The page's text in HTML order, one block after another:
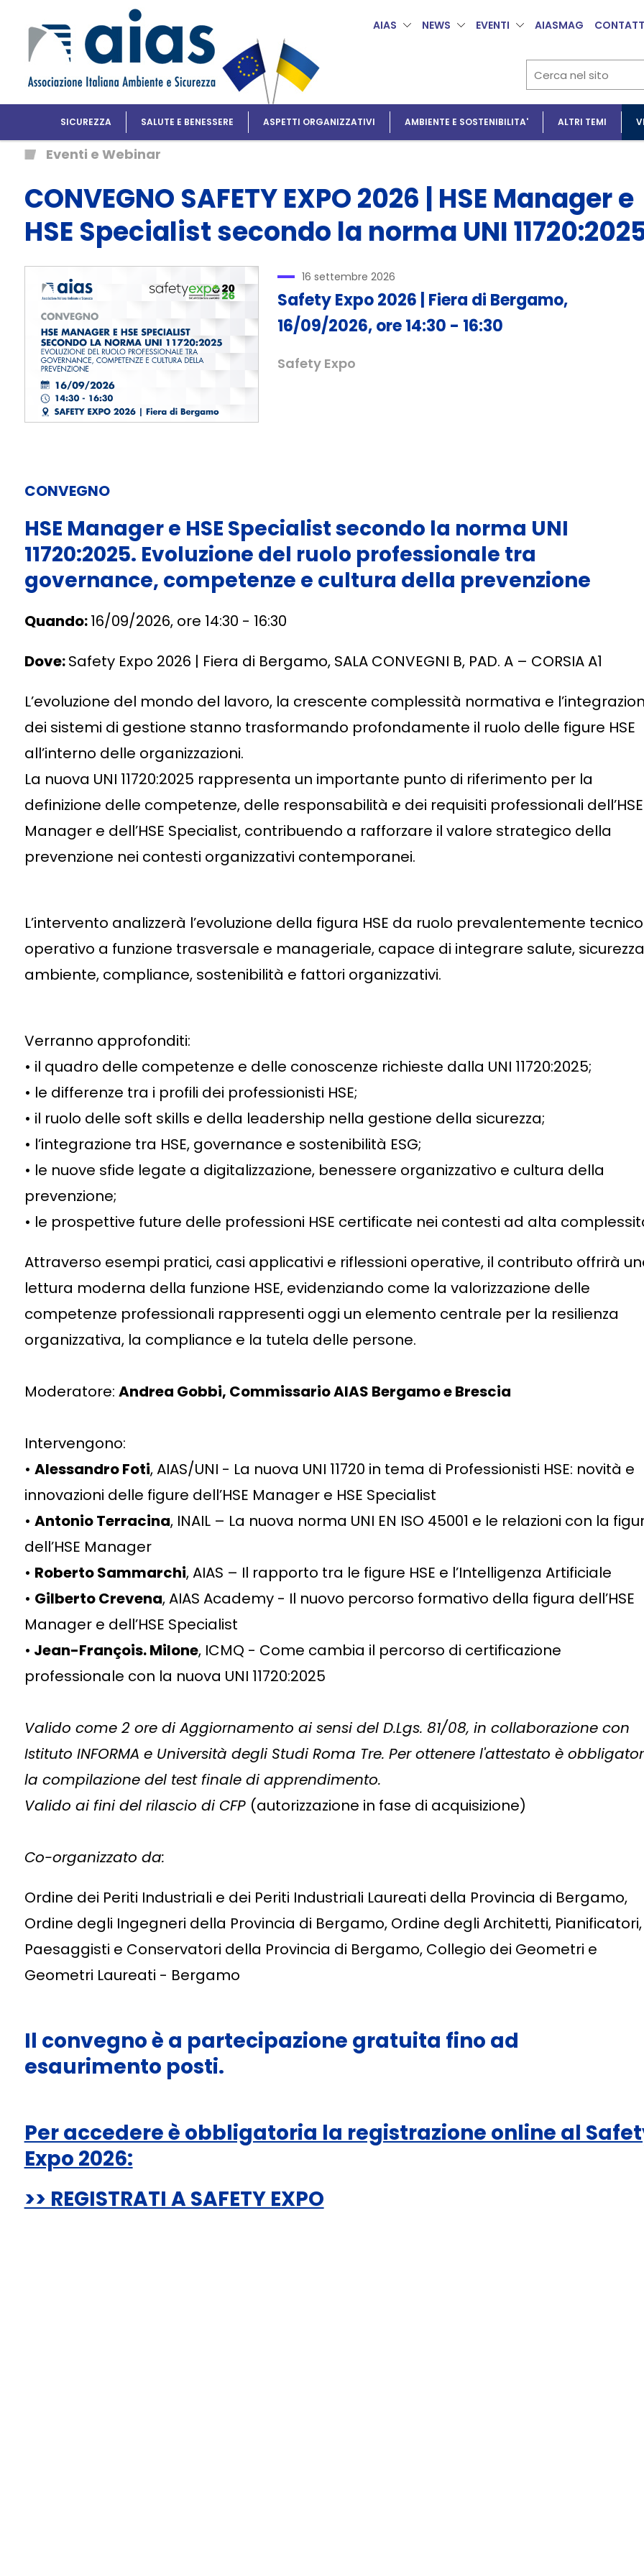
AIAS NEWS EVENTI AIASMAG
SICUREZZA SALUTE E BENESSERE ASPETTI ORGANIZZATIVI AMBIENTE E SOSTENIBILITA' ALTRI TEMI
Eventi e Webinar
CONVEGNO SAFETY EXPO 2026 | HSE Manager e
HSE Specialist secondo la norma UNI
16 settembre 2026
Safety Expo 2026 | Fiera di Bergamo,
16/09/2026, ore 14:30 - 16:30
Safety Expo
CONVEGNO
HSE Manager e HSE Specialist secondo la norma UNI
11720:2025. Evoluzione del ruolo professionale tra
governance, competenze e cultura della prevenzione
Quando:16/09/2026, ore 14:30 - 16:30
Dove:Safety Expo 2026 | Fiera di Bergamo, SALA CONVEGNI B, PAD. A – CORSIA A1
L’evoluzione del mondo del lavoro, la crescente complessità normativa e
dei sistemi di gestione stanno trasformando profondamente il ruolo delle figure HSE
all’interno delle organizzazioni.
La nuova UNI 11720:2025 rappresenta un importante punto di riferimento per la
definizione delle competenze, delle responsabilità e dei requisiti professionali dell’HSE
Manager e dell’HSE Specialist, contribuendo a rafforzare il valore strategico della
prevenzione nei contesti organizzativi contemporanei.
L’intervento analizzerà l’evoluzione della figura HSE da ruolo prevalentemente
operativo a funzione trasversale e manageriale, capace di integrare salute,
ambiente, compliance, sostenibilità e fattori organizzativi.
Verranno approfonditi:
• il quadro delle competenze e delle conoscenze richieste dalla UNI 11720:2025;
• le differenze tra i profili dei professionisti HSE;
• il ruolo delle soft skills e della leadership nella gestione della sicurezza;
• l’integrazione tra HSE, governance e sostenibilità ESG;
• le nuove sfide legate a digitalizzazione, benessere organizzativo e cultura della
prevenzione;
• le prospettive future delle professioni HSE certificate nei contesti ad alta
Attraverso esempi pratici, casi applicativi e riflessioni operative, il contributo offrirà
lettura moderna della funzione HSE, evidenziando come la valorizzazione delle
competenze professionali rappresenti oggi un elemento centrale per la resilienza
organizzativa, la compliance e la tutela delle persone.
Moderatore: Andrea Gobbi, Commissario AIAS Bergamo e Brescia
Intervengono:
• Alessandro Foti, AIAS/UNI - La nuova UNI 11720 in tema di Professionisti HSE: novità e
innovazioni delle figure dell’HSE Manager e HSE Specialist
• Antonio Terracina, INAIL – La nuova norma UNI EN ISO 45001 e le relazioni con la
dell’HSE Manager
• Roberto Sammarchi, AIAS – Il rapporto tra le figure HSE e l’Intelligenza Artificiale
• Gilberto Crevena, AIAS Academy - Il nuovo percorso formativo della figura dell’HSE
Manager e dell’HSE Specialist
• Jean-François. Milone, ICMQ - Come cambia il percorso di certificazione
professionale con la nuova UNI 11720:2025
Valido come 2 ore di Aggiornamento ai sensi del D.Lgs. 81/08, in collaborazione con
Istituto INFORMA e Università degli Studi Roma Tre. Per ottenere l'attestato è
la compilazione del test finale di apprendimento.
Valido ai fini del rilascio di CFP (autorizzazione in fase di acquisizione)
Co-organizzato da:
Ordine dei Periti Industriali e dei Periti Industriali Laureati della Provincia di Bergamo,
Ordine degli Ingegneri della Provincia di Bergamo, Ordine degli Architetti, Pianificatori,
Paesaggisti e Conservatori della Provincia di Bergamo, Collegio dei Geometri e
Geometri Laureati - Bergamo
Il convegno è a partecipazione gratuita fino ad
esaurimento posti.
Per accedere è obbligatoria la registrazione online al
Expo 2026:
>> REGISTRATI A SAFETY EXPO